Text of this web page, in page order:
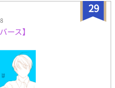
29
ース】